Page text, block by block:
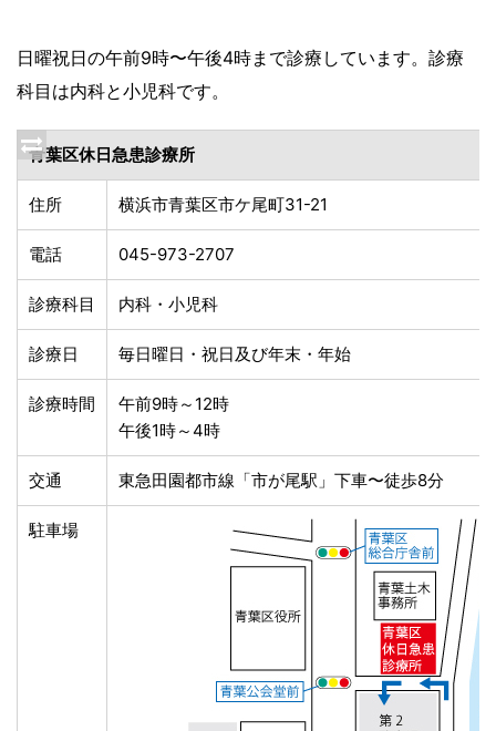
日曜祝日の午前9時〜午後4時まで診療しています。診療
科目は内科と小児科です。
青葉区休日急患診療所
住所 横浜市青葉区市ケ尾町31-21
電話 045-973-2707
診療科目 内科・小児科
診療日 毎日曜日・祝日及び年末・年始
診療時間
午前9時～12時
午後1時～4時
交通 東急田園都市線「市が尾駅」下車〜徒歩8分
駐車場